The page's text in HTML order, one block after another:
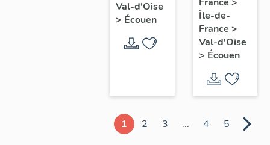
XIVe
siècle
Val-d'Oise
> Écouen
Vierge
Île-de-
France >
Val-d'Oise
> Écouen
1 2 3 ... 4 5